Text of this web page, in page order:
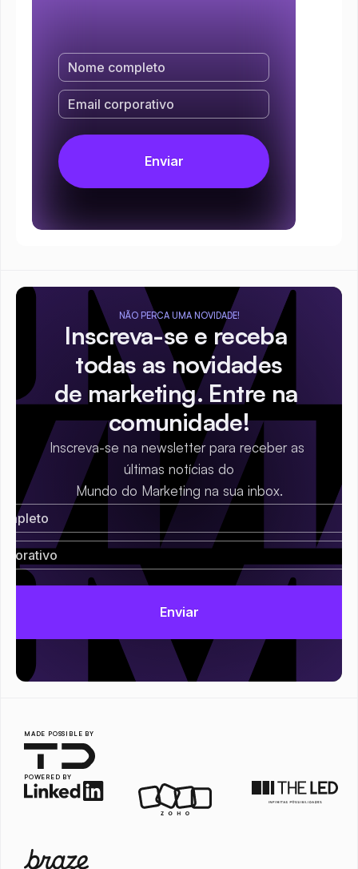
NÃO PERCA UMA NOVIDADE!
Inscreva-se e receba
todas as novidades
de marketing. Entre na
comunidade!
Inscreva-se na newsletter para receber as
últimas notícias do
Mundo do Marketing na sua inbox.
MADE POSSIBLE BY
POWERED BY